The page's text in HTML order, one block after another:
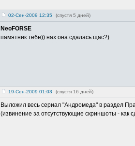
02-Сен-2009 12:35 (спустя 5 дней)
NeoFORSE
памятник тебе)) нах она сдалась щас?)
19-Сен-2009 01:03 (спустя 16 дней)
Выложил весь сериал "Андромеда" в раздел
(извинение за отсутствующие скриншоты - как